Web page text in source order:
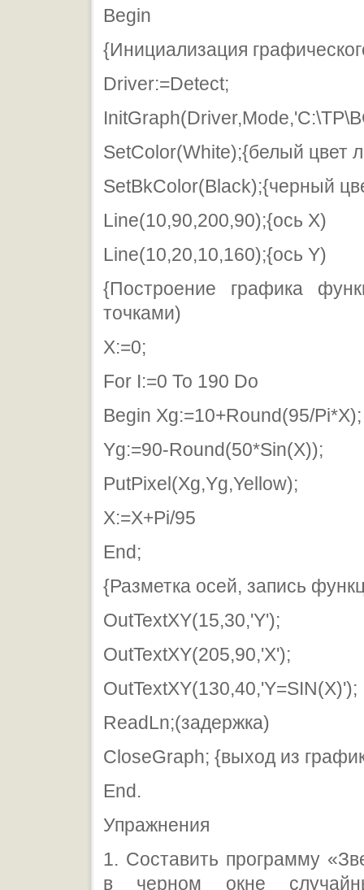
Begin
{Инициализация
Driver:=Detect;
SetColor(White);{белый цвет
SetBkColor(Black);{черный
Line(10,90,200,90);{ось Х)
Line(10,20,10,160);{ось Y)
{Построение графика
точками)
Х:=0;
For I:=0 То 190 Do
Begin Xg:=10+Round(95/Pi*X);
Yg:=90-Round(50*Sin(X));
PutPixel(Xg,Yg,Yellow);
X:=X+Pi/95
End;
{Разметка осей, запись
OutTextXY(15,30,'Y');
OutTextXY(205,90,'X');
OutTextXY(130,40,'Y=SIN(X)');
ReadLn;(задержка)
CloseGraph; {выход из
End.
Упражнения
1. Составить программу
в черном окне